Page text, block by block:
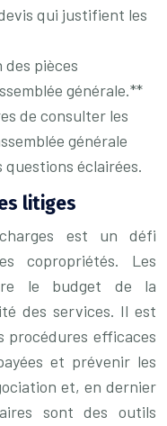
qui justifient les
pièces
générale.**
de consulter les
générale
questions éclairées.
litiges
est un défi
copropriétés. Les
le budget de la
des services. Il est
procédures efficaces
et prévenir les
et, en dernier
sont des outils